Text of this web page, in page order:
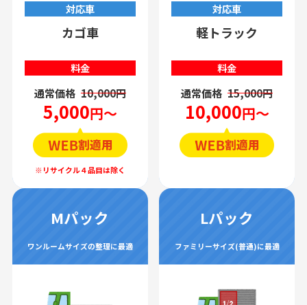
対応車
カゴ車
料金
通常価格 10,000円
5,000円～
対応車
軽トラック
料金
通常価格 15,000円
10,000円～
Mパック
ワンルームサイズの整理に最適
Lパック
ファミリーサイズ(普通)に最適